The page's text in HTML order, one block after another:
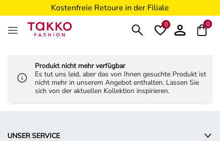
Kostenfreie Retoure in der Filiale
5€ Gutschein nach Registrierung*
0 0
Produkt nicht mehr verfügbar
Es tut uns leid, aber das von Ihnen gesuchte Produkt ist
nicht mehr in unserem Angebot enthalten. Lassen Sie
sich von der aktuellen Kollektion inspirieren.
UNSER SERVICE